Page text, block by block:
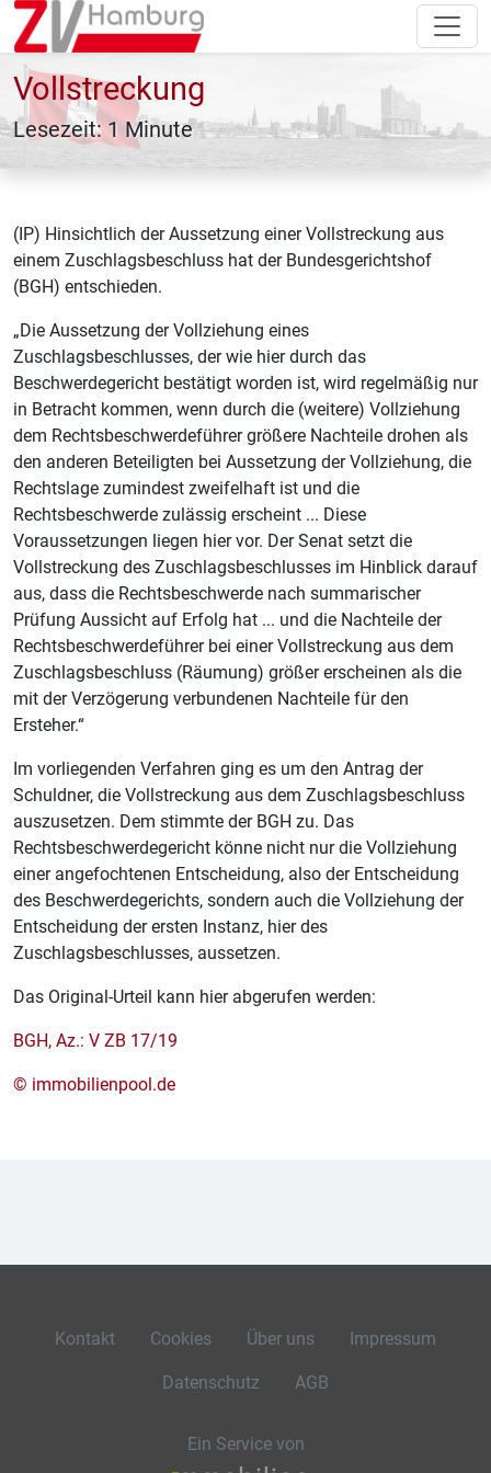
Vollstreckung
Lesezeit: 1 Minute
(IP) Hinsichtlich der Aussetzung einer Vollstreckung aus
einem Zuschlagsbeschluss hat der Bundesgerichtshof
(BGH) entschieden.
„Die Aussetzung der Vollziehung eines
Zuschlagsbeschlusses, der wie hier durch das
Beschwerdegericht bestätigt worden ist, wird regelmäßig nur
in Betracht kommen, wenn durch die (weitere) Vollziehung
dem Rechtsbeschwerdeführer größere Nachteile drohen als
den anderen Beteiligten bei Aussetzung der Vollziehung, die
Rechtslage zumindest zweifelhaft ist und die
Rechtsbeschwerde zulässig erscheint ... Diese
Voraussetzungen liegen hier vor. Der Senat setzt die
Vollstreckung des Zuschlagsbeschlusses im Hinblick darauf
aus, dass die Rechtsbeschwerde nach summarischer
Prüfung Aussicht auf Erfolg hat ... und die Nachteile der
Rechtsbeschwerdeführer bei einer Vollstreckung aus dem
Zuschlagsbeschluss (Räumung) größer erscheinen als die
mit der Verzögerung verbundenen Nachteile für den
Ersteher.“
Im vorliegenden Verfahren ging es um den Antrag der
Schuldner, die Vollstreckung aus dem Zuschlagsbeschluss
auszusetzen. Dem stimmte der BGH zu. Das
Rechtsbeschwerdegericht könne nicht nur die Vollziehung
einer angefochtenen Entscheidung, also der Entscheidung
des Beschwerdegerichts, sondern auch die Vollziehung der
Entscheidung der ersten Instanz, hier des
Zuschlagsbeschlusses, aussetzen.
Das Original-Urteil kann hier abgerufen werden:
BGH, Az.: V ZB 17/19
© immobilienpool.de
Kontakt Cookies Über uns Impressum
Datenschutz AGB
Ein Service von